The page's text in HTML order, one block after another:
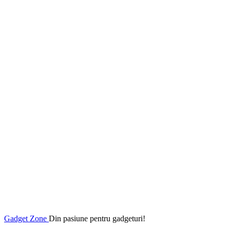
Gadget Zone Din pasiune pentru gadgeturi!